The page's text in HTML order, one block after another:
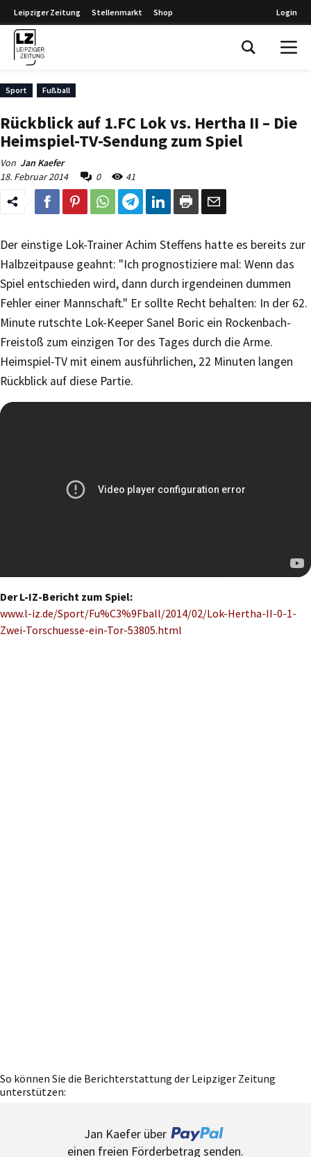
Leipziger Zeitung Stellenmarkt Shop Login
Sport Fußball
Rückblick auf 1.FC Lok vs. Hertha II – Die
Heimspiel-TV-Sendung zum Spiel
Von Jan Kaefer
18. Februar 2014
0 41
Der einstige Lok-Trainer Achim Steffens hatte es bereits zur
Halbzeitpause geahnt: "Ich prognostiziere mal: Wenn das
Spiel entschieden wird, dann durch irgendeinen dummen
Fehler einer Mannschaft." Er sollte Recht behalten: In der 62.
Minute rutschte Lok-Keeper Sanel Boric ein Rockenbach-
Freistoß zum einzigen Tor des Tages durch die Arme.
Heimspiel-TV mit einem ausführlichen, 22 Minuten langen
Rückblick auf diese Partie.
Der L-IZ-Bericht zum Spiel:
www.l-iz.de/Sport/Fu%C3%9Fball/2014/02/Lok-Hertha-II-0-1-
Zwei-Torschuesse-ein-Tor-53805.html
So können Sie die Berichterstattung der Leipziger Zeitung
unterstützen:
Jan Kaefer über
einen freien Förderbetrag senden.